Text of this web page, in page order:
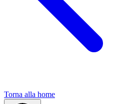
Torna alla home